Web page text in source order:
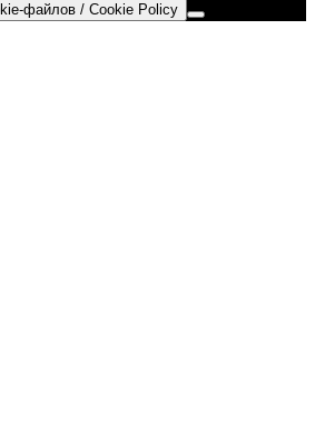
файлов / Cookie Policy